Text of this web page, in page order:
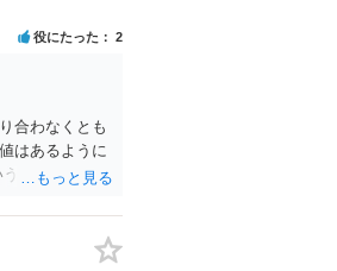
役にたった 2
合わなくとも
はあるように
ことはないた
難しい側面も